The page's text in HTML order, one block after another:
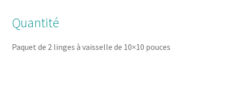
Quantité
Paquet de 2 linges à vaisselle de 10×10 pouces